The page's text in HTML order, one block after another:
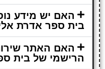
האם יש מידע
בית ספר אדרת
האם האתר
הרישמי של בית